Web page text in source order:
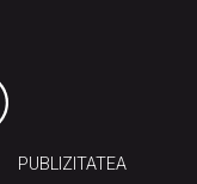
PUBLIZITATEA